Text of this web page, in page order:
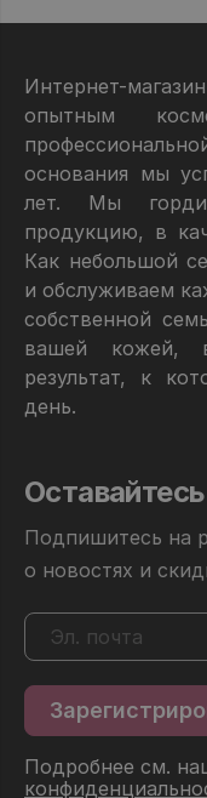
Интернет-
опытным
основания мы
лет. Мы
продукцию, в
Как небольшой
и обслуживаем
собственной
вашей кожей,
результат, к
день.
Подпишитесь на
о новостях и
Подробнее см.